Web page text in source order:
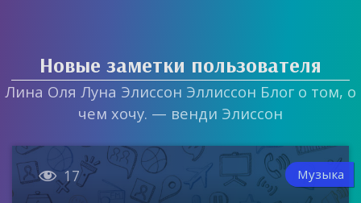
Новые заметки пользователя
Лина Оля Луна Элиссон Эллиссон Блог о том, о
чем хочу. — венди Элиссон
 17 Музыка